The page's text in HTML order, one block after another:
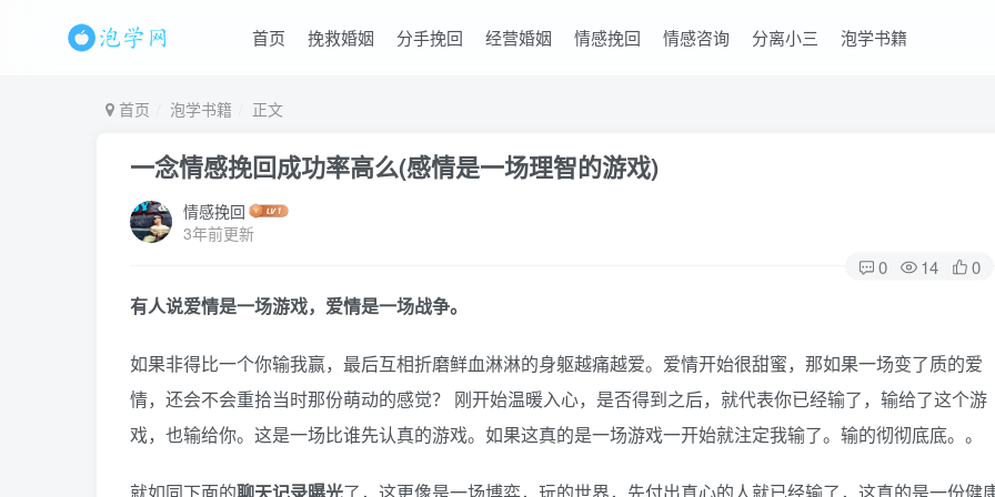
首页 挽救婚姻 分手挽回 经营婚姻 情感挽回 情感咨询 分离小三 泡学书籍
首页 泡学书籍 正文
一念情感挽回成功率高么(感情是一场理智的游戏)
情感挽回
3年前更新
0 14 0
有人说爱情是一场游戏，爱情是一场战争。
如果非得比一个你输我赢，最后互相折磨鲜血淋淋的身躯越痛越爱。爱情开始很甜蜜，那如果一场变了质的爱
情，还会不会重拾当时那份萌动的感觉？ 刚开始温暖入心，是否得到之后，就代表你已经输了，输给了这个游
戏，也输给你。这是一场比谁先认真的游戏。如果这真的是一场游戏一开始就注定我输了。输的彻彻底底。。